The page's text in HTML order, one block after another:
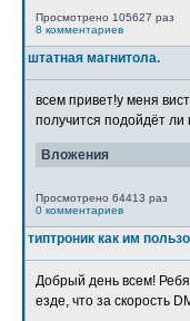
Просмотрено 105627 раз
8 комментариев
штатная магнитола.
всем привет!у меня
получится подойдёт ли
Вложения
Просмотрено 64413 раз
0 комментариев
типтроник как им
Добрый день всем!
езде, что за скорость